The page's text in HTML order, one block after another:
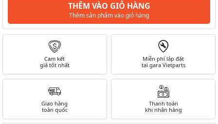
THÊM VÀO GIỎ HÀNG
Thêm sản phẩm vào giỏ hàng
Cam kết
giá tốt nhất
Miễn phí lắp đặt
tại gara Vietparts
Giao hàng
toàn quốc
Thanh toán
khi nhận hàng